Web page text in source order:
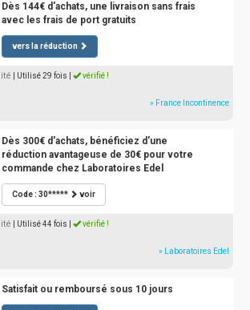
Dès 144€ d'achats, une livraison sans frais
avec les frais de port gratuits
vers la réduction
| Utilisé 29 fois vérifié !
» France Incontinence
Dès 300€ d'achats, bénéficiez d'une
réduction avantageuse de 30€ pour votre
commande chez Laboratoires Edel
Code : 30***** voir
| Utilisé 44 fois vérifié !
» Laboratoires Edel
Satisfait ou remboursé sous 10 jours